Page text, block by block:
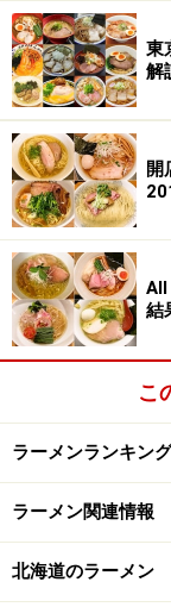
東
解
開
All
結
こ
ラーメンランキング
ラーメン関連情報
北海道のラーメン